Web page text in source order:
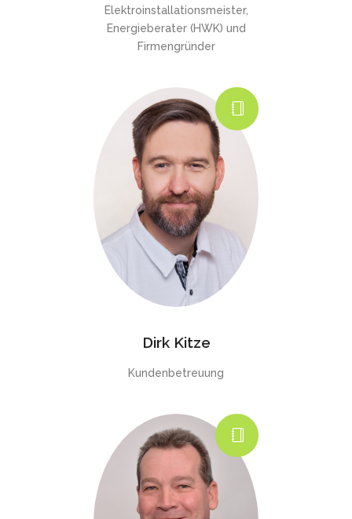
Elektroinstallationsmeister,
Energieberater (HWK) und
Firmengründer
Dirk Kitze
Kundenbetreuung